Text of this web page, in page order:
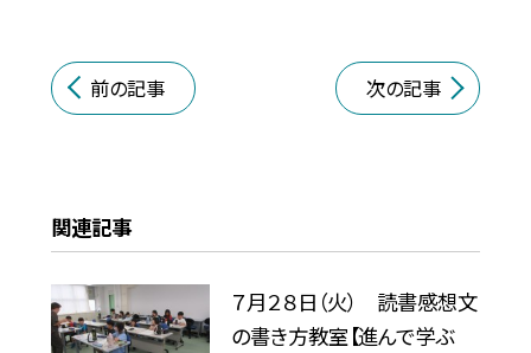
前の記事 次の記事
関連記事
７月２８日（火） 読書感想文
の書き方教室【進んで学ぶ